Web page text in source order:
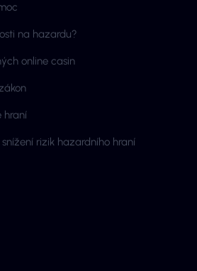
na hazardu?
online casin
hraní
rizik hazardního hraní